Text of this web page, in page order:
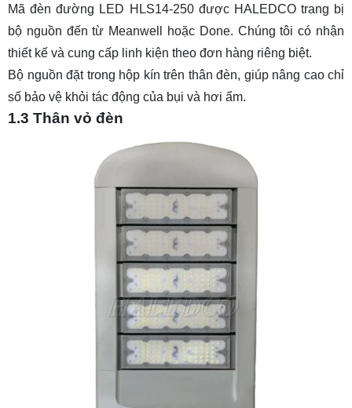
Mã đèn đường LED HLS14-250 được HALEDCO trang bị
bộ nguồn đến từ Meanwell hoặc Done. Chúng tôi có nhận
thiết kế và cung cấp linh kiện theo đơn hàng riêng biệt.
Bộ nguồn đặt trong hộp kín trên thân đèn, giúp nâng cao chỉ
số bảo vệ khỏi tác động của bụi và hơi ẩm.
1.3 Thân vỏ đèn